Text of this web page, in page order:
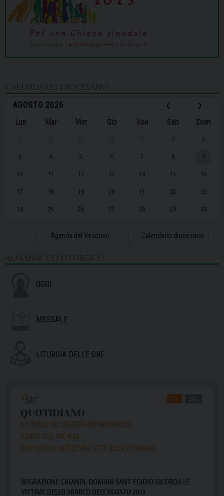
CALENDARIO DIOCESANO
‹
AGOSTO 2026 ›
Lun Mar Mer Gio Ven Sab Dom
1 2
3 4 5 6 7 8 9
10 11 12 13 14 15 16
17 18 19 20 21 22 23
24 25 26 27 28 29 30
Agenda del Vescovo Calendario diocesano
ALMANACCO LITURGICO
OGGI:
MESSALE
LITURGIA DELLE ORE